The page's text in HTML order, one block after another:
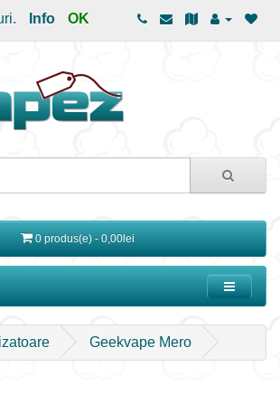
Info OK
0 produs(e) - 0,00lei
Geekvape Mero